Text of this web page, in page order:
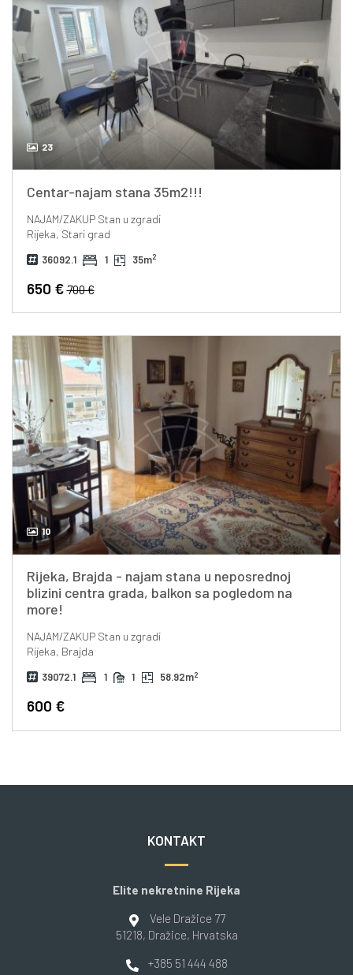
23
Centar-najam stana 35m2!!!
NAJAM/ZAKUPStan u zgradi
Rijeka, Stari grad
36092.1 1 35m2
650 €700 €
10
Rijeka, Brajda - najam stana u neposrednoj
blizini centra grada, balkon sa pogledom na
more!
NAJAM/ZAKUPStan u zgradi
Rijeka, Brajda
39072.1 1 1 58.92m2
600 €
KONTAKT
Elite nekretnine Rijeka
Vele Dražice 77
51218, Dražice, Hrvatska
+385 51 444 488